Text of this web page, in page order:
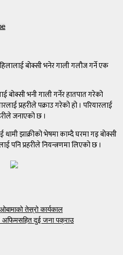
बोक्सी भनेर गाली गलौज गर्ने एक
भनी गाली गर्नेर हातपात गरेको
प्रहरीले पक्राउ गरेको हो । परियारलाई
जनाएको छ ।
धामी झाक्रीको भेषमा काम्दै घरमा गइ बोक्सी
पनि प्रहरीले नियन्त्रणमा लिएको छ ।
तेस्रो कार्यकाल
अफिमसहित दुई जना पक्राउ